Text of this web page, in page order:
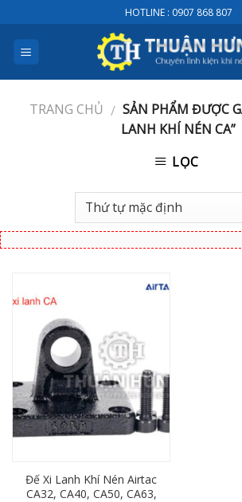
to
content
HOTLINE : 0907 868 807
TRANG CHỦ / SẢN PHẨM ĐƯỢC
LANH KHÍ NÉN CA”
LỌC
Đế Xi Lanh Khí Nén Airtac
CA32, CA40, CA50, CA63,